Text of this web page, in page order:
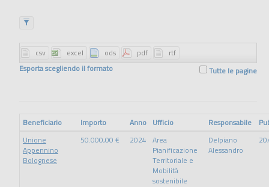
Esporta scegliendo il formato Tutte le pagine
Beneficiario Importo Anno Ufficio Responsabile
Unione
Appennino
Bolognese
50.000,00 € 2024 Area
Pianificazione
Territoriale e
Mobilità
sostenibile
Delpiano
Alessandro